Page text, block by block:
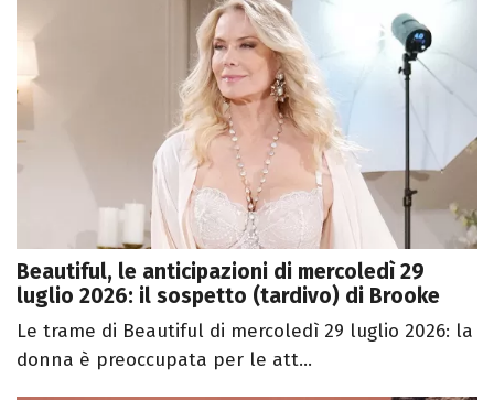
Beautiful, le anticipazioni di mercoledì 29
luglio 2026: il sospetto (tardivo) di Brooke
Le trame di Beautiful di mercoledì 29 luglio 2026: la
donna è preoccupata per le att...